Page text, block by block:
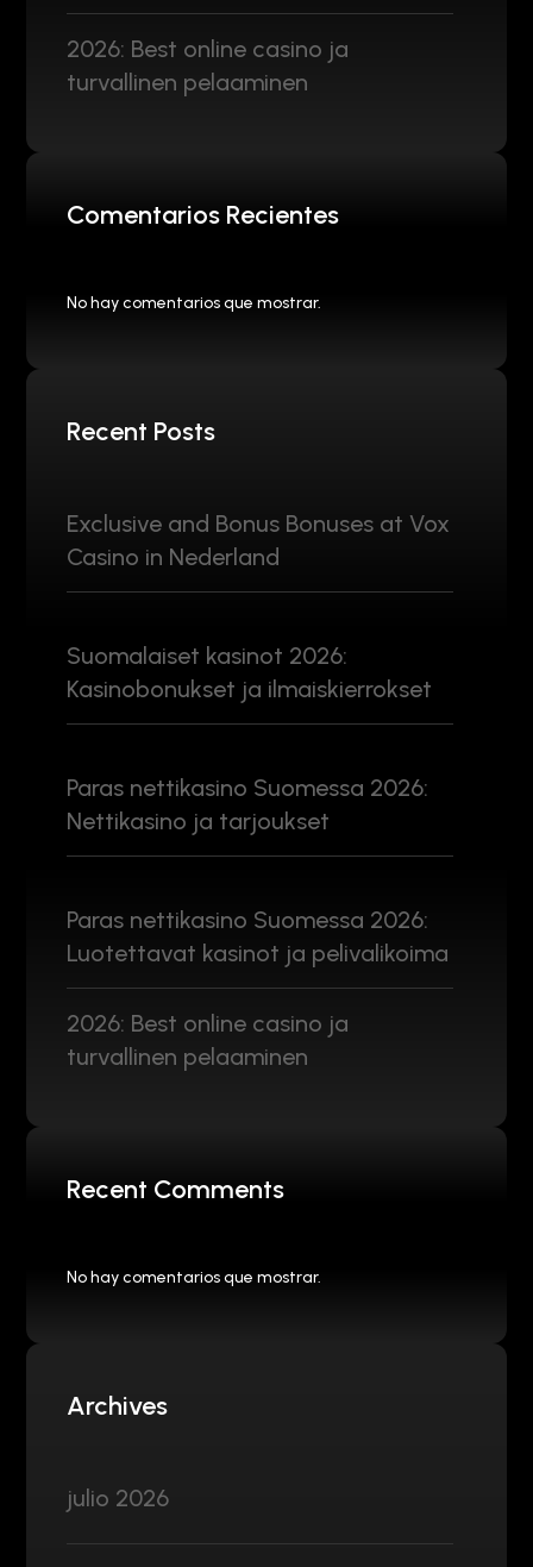
2026: Best online casino ja
turvallinen pelaaminen
Comentarios Recientes
No hay comentarios que mostrar.
Recent Posts
Exclusive and Bonus Bonuses at Vox
Casino in Nederland
Suomalaiset kasinot 2026:
Kasinobonukset ja ilmaiskierrokset
Paras nettikasino Suomessa 2026:
Nettikasino ja tarjoukset
Paras nettikasino Suomessa 2026:
Luotettavat kasinot ja pelivalikoima
2026: Best online casino ja
turvallinen pelaaminen
Recent Comments
No hay comentarios que mostrar.
Archives
julio 2026